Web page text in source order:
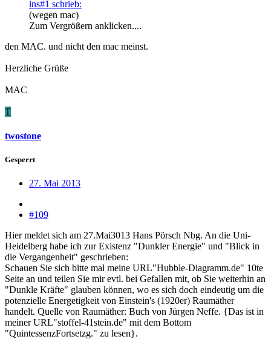
ins#1 schrieb:
(wegen mac)
Zum Vergrößern anklicken....
den MAC. und nicht den mac meinst.
Herzliche Grüße
MAC
T
twostone
Gesperrt
27. Mai 2013
#109
Hier meldet sich am 27.Mai3013 Hans Pörsch Nbg. An die Uni-
Heidelberg habe ich zur Existenz "Dunkler Energie" und "Blick in
die Vergangenheit" geschrieben:
Schauen Sie sich bitte mal meine URL"Hubble-Diagramm.de" 10te
Seite an und teilen Sie mir evtl. bei Gefallen mit, ob Sie weiterhin an
"Dunkle Kräfte" glauben können, wo es sich doch eindeutig um die
potenzielle Energetigkeit von Einstein's (1920er) Raumäther
handelt. Quelle von Raumäther: Buch von Jürgen Neffe. {Das ist in
meiner URL"stoffel-41stein.de" mit dem Bottom
"QuintessenzFortsetzg." zu lesen}.